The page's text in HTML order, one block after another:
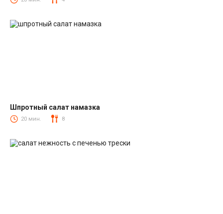
Салаты со шпротами
Шпротный салат намазка
20 мин. 8